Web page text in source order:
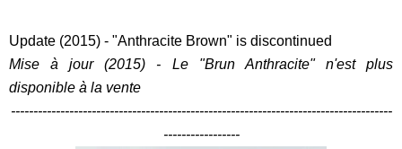
Update (2015) - "Anthracite Brown" is discontinued
Mise à jour (2015) - Le "Brun Anthracite" n'est plus
disponible à la vente
-------------------------------------------------------------------------------------
-----------------